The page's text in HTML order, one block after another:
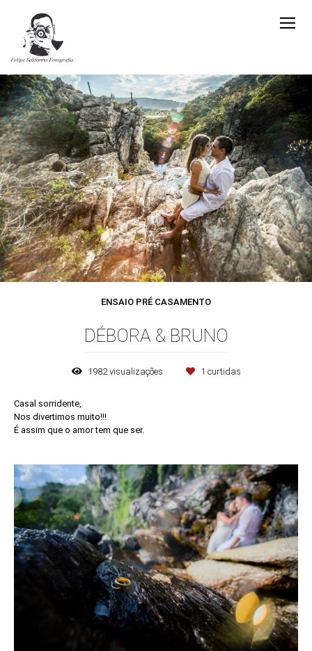
ENSAIO PRÉ CASAMENTO
DÉBORA & BRUNO
1982visualizações 1 curtidas
Casal sorridente,
Nos divertimos muito!!!
É assim que o amor tem que ser.